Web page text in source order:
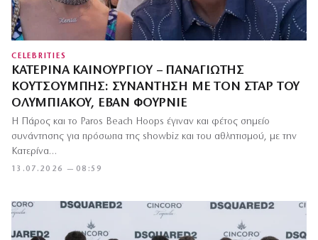
CELEBRITIES
ΚΑΤΕΡΊΝΑ ΚΑΙΝΟΎΡΓΙΟΥ – ΠΑΝΑΓΙΏΤΗΣ
ΚΟΥΤΣΟΥΜΠΉΣ: ΣΥΝΆΝΤΗΣΗ ΜΕ ΤΟΝ ΣΤΑΡ ΤΟΥ
ΟΛΥΜΠΙΑΚΟΎ, ΕΒΆΝ ΦΟΥΡΝΙΈ
13.07.2026 — 08:59
Η Πάρος και το Paros Beach Hoops έγιναν και φέτος σημείο
συνάντησης για πρόσωπα της showbiz και του αθλητισμού, με την
Κατερίνα…